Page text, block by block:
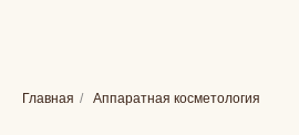
Главная / Аппаратная косметология